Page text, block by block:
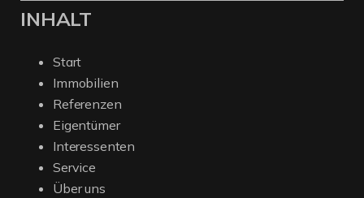
INHALT
Start
Immobilien
Referenzen
Eigentümer
Interessenten
Service
Über uns